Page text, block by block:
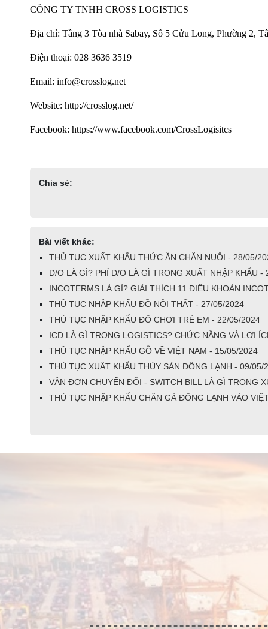
CÔNG TY TNHH CROSS LOGISTICS
Địa chỉ: Tầng 3 Tòa nhà Sabay, Số 5 Cửu Long, Phường 2,
Điện thoại: 028 3636 3519
Email: info@crosslog.net
Website: http://crosslog.net/
Facebook: https://www.facebook.com/CrossLogisitcs
Chia sẻ:
Bài viết khác:
THỦ TỤC XUẤT KHẨU THỨC ĂN CHĂN NUÔI - 28/05/
D/O LÀ GÌ? PHÍ D/O LÀ GÌ TRONG XUẤT NHẬP KHẨU -
INCOTERMS LÀ GÌ? GIẢI THÍCH 11 ĐIỀU KHOẢN
THỦ TỤC NHẬP KHẨU ĐỒ NỘI THẤT - 27/05/2024
THỦ TỤC NHẬP KHẨU ĐỒ CHƠI TRẺ EM - 22/05/2024
ICD LÀ GÌ TRONG LOGISTICS? CHỨC NĂNG VÀ LỢI
THỦ TỤC NHẬP KHẨU GỖ VỀ VIỆT NAM - 15/05/2024
THỦ TỤC XUẤT KHẨU THỦY SẢN ĐÔNG LẠNH - 09/05/
VẬN ĐƠN CHUYỂN ĐỔI - SWITCH BILL LÀ GÌ TRONG
THỦ TỤC NHẬP KHẨU CHÂN GÀ ĐÔNG LẠNH VÀO